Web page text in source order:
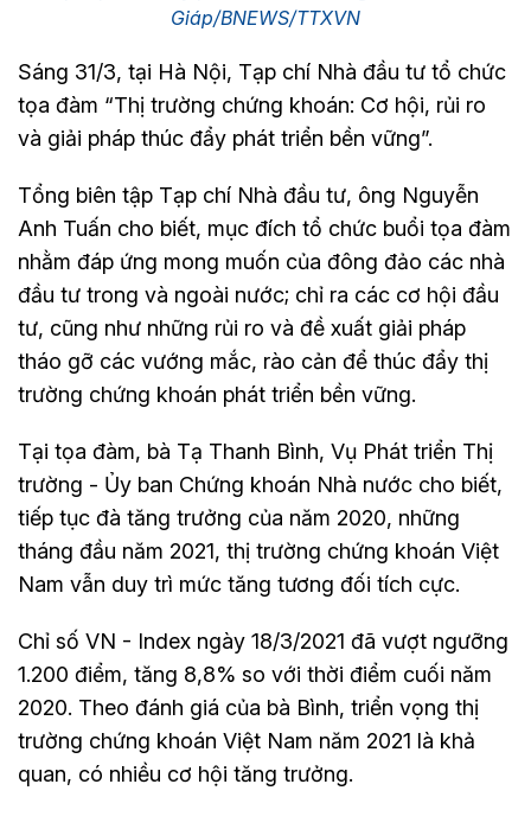
Giáp/BNEWS/TTXVN
Sáng 31/3, tại Hà Nội, Tạp chí Nhà đầu tư tổ chức
tọa đàm “Thị trường chứng khoán: Cơ hội, rủi ro
và giải pháp thúc đẩy phát triển bền vững”.
Tổng biên tập Tạp chí Nhà đầu tư, ông Nguyễn
Anh Tuấn cho biết, mục đích tổ chức buổi tọa đàm
nhằm đáp ứng mong muốn của đông đảo các nhà
đầu tư trong và ngoài nước; chỉ ra các cơ hội đầu
tư, cũng như những rủi ro và đề xuất giải pháp
tháo gỡ các vướng mắc, rào cản để thúc đẩy thị
trường chứng khoán phát triển bền vững.
Tại tọa đàm, bà Tạ Thanh Bình, Vụ Phát triển Thị
trường - Ủy ban Chứng khoán Nhà nước cho biết,
tiếp tục đà tăng trưởng của năm 2020, những
tháng đầu năm 2021, thị trường chứng khoán Việt
Nam vẫn duy trì mức tăng tương đối tích cực.
Chỉ số VN - Index ngày 18/3/2021 đã vượt ngưỡng
1.200 điểm, tăng 8,8% so với thời điểm cuối năm
2020. Theo đánh giá của bà Bình, triển vọng thị
trường chứng khoán Việt Nam năm 2021 là khả
quan, có nhiều cơ hội tăng trưởng.